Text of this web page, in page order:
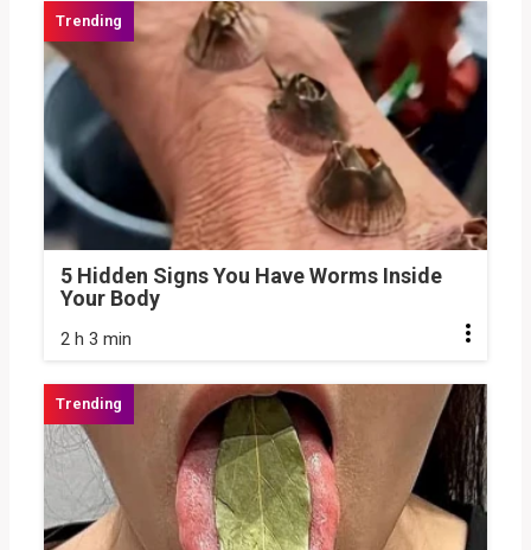
5 Hidden Signs You Have Worms Inside
Your Body
2 h 3 min